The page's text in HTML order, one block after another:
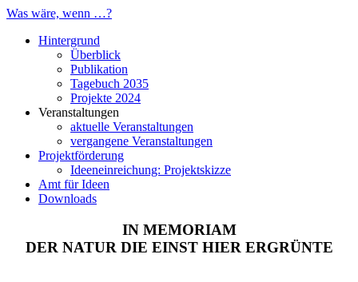
Was wäre, wenn …?
Hintergrund
Überblick
Publikation
Tagebuch 2035
Projekte 2024
Veranstaltungen
aktuelle Veranstaltungen
vergangene Veranstaltungen
Projektförderung
Ideeneinreichung: Projektskizze
Amt für Ideen
Downloads
IN MEMORIAM
DER NATUR DIE EINST HIER ERGRÜNTE